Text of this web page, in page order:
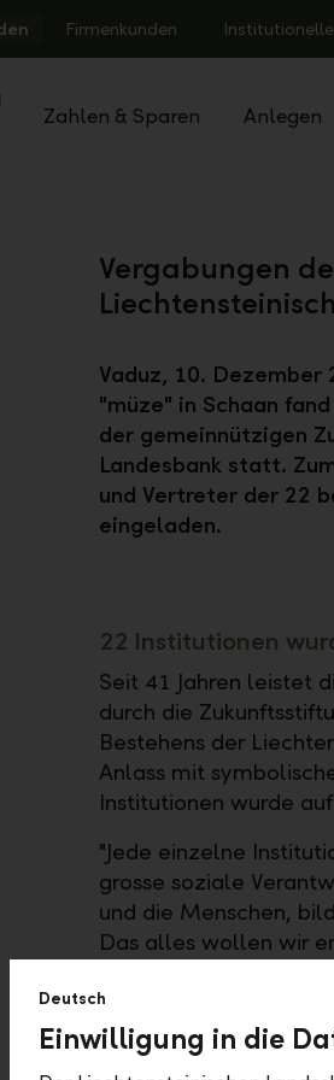
Firmenkunden
Zahlen & Sparen Anlegen
Vergabungen
Vaduz, 10.
"müze" in Schaan
der gemeinnützigen
Landesbank statt.
und Vertreter der 22
eingeladen.
22 Institutionen
Seit 41 Jahren leistet
durch die
Bestehens der
Anlass mit
Institutionen wurde
"Jede einzelne
grosse soziale
und die Menschen,
Das alles wollen wir
LLB-Gruppe, an die
Engagement für
Deutsch
Einwilligung in die